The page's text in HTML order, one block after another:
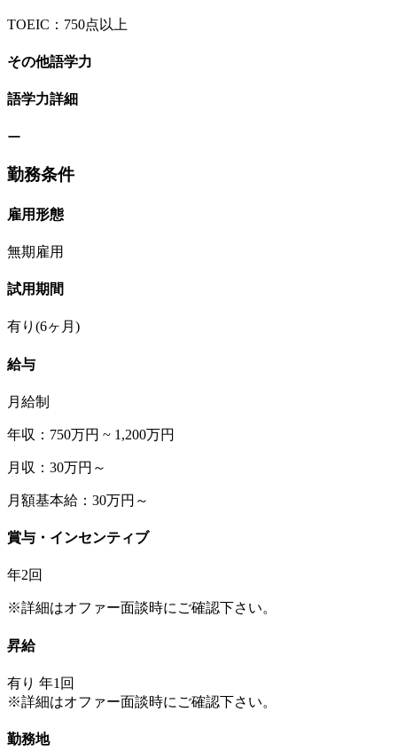
TOEIC：750点以上
その他語学力
語学力詳細
ー
勤務条件
雇用形態
無期雇用
試用期間
有り(6ヶ月)
給与
月給制
年収：750万円 ~ 1,200万円
月収：30万円～
月額基本給：30万円～
賞与・インセンティブ
年2回
※詳細はオファー面談時にご確認下さい。
昇給
有り 年1回
※詳細はオファー面談時にご確認下さい。
勤務地